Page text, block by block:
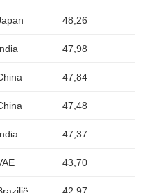
48,26
47,98
47,84
47,48
47,37
43,70